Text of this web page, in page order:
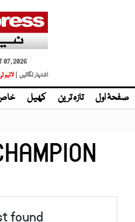
07, 2026
اشتہار لگائیں | لائیو
صفحۂ اول تازہ ترین کھیل
found